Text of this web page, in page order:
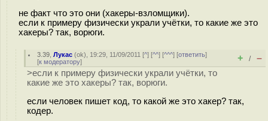
не факт что это они (хакеры-взломщики).
если к примеру физически украли учётки, то какие же это
хакеры? так, ворюги.
3.39 ,Лукас (ok), 19:29, 11/09/2011 [^] [^^] [^^^] [ответить]
[к модератору] + / –
>если к примеру физически украли учётки, то
какие же это хакеры? так, ворюги.
если человек пишет код, то какой же это хакер? так,
кодер.